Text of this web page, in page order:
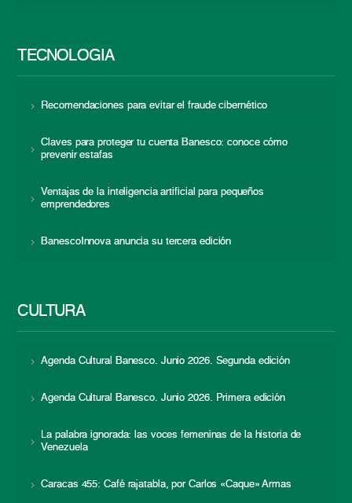
TECNOLOGÍA
Recomendaciones para evitar el fraude cibernético
Claves para proteger tu cuenta Banesco: conoce cómo
prevenir estafas
Ventajas de la inteligencia artificial para pequeños
emprendedores
BanescoInnova anuncia su tercera edición
CULTURA
Agenda Cultural Banesco. Junio 2026. Segunda edición
Agenda Cultural Banesco. Junio 2026. Primera edición
La palabra ignorada: las voces femeninas de la historia de
Venezuela
Caracas 455: Café rajatabla, por Carlos «Caque» Armas